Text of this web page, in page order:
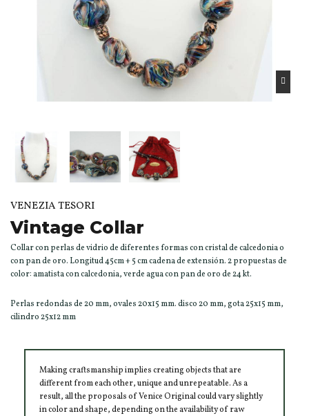
VENEZIA TESORI
Vintage Collar
Collar con perlas de vidrio de diferentes formas con cristal de calcedonia o
con pan de oro. Longitud 45cm + 5 cm cadena de extensión. 2 propuestas de
color: amatista con calcedonia, verde agua con pan de oro de 24 kt.
Perlas redondas de 20 mm, ovales 20x15 mm. disco 20 mm, gota 25x15 mm,
cilindro 25x12 mm
Making craftsmanship implies creating objects that are
different from each other, unique and unrepeatable. As a
result, all the proposals of Venice Original could vary slightly
in color and shape, depending on the availability of raw